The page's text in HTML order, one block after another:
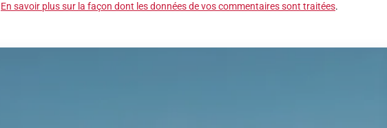
En savoir plus sur la façon dont les données de vos commentaires sont traitées.